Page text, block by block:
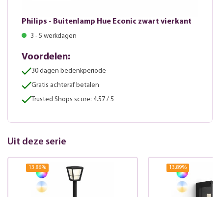
Philips - Buitenlamp Hue Econic zwart vierkant
3 - 5 werkdagen
Voordelen:
30 dagen bedenkperiode
Gratis achteraf betalen
Trusted Shops score: 4.57 / 5
Uit deze serie
13.86% 13.89%